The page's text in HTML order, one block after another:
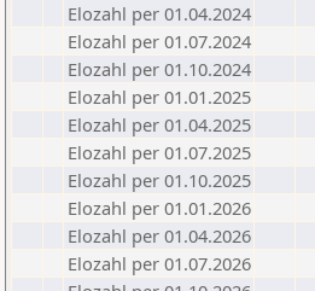
Elozahl per 01.04.2024
Elozahl per 01.07.2024
Elozahl per 01.10.2024
Elozahl per 01.01.2025
Elozahl per 01.04.2025
Elozahl per 01.07.2025
Elozahl per 01.10.2025
Elozahl per 01.01.2026
Elozahl per 01.04.2026
Elozahl per 01.07.2026